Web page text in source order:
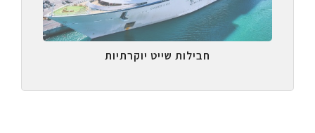
חבילות שייט יוקרתיות